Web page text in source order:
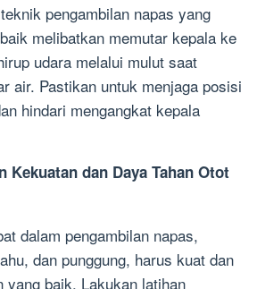
pengambilan napas yang
melibatkan memutar kepala ke
udara melalui mulut saat
air. Pastikan untuk menjaga posisi
hindari mengangkat kepala
Kekuatan dan Daya Tahan Otot
dalam pengambilan napas,
dan punggung, harus kuat dan
yang baik. Lakukan latihan